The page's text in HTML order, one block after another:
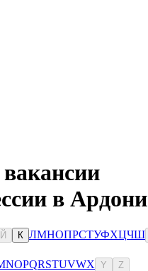
в Ардони
Й К ЛМНОПРСТУФХЦЧШ
NOPQRSTUVWX Y Z